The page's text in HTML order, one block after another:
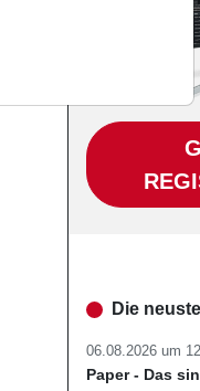
Die
06.08.2026 um
Paper - Das